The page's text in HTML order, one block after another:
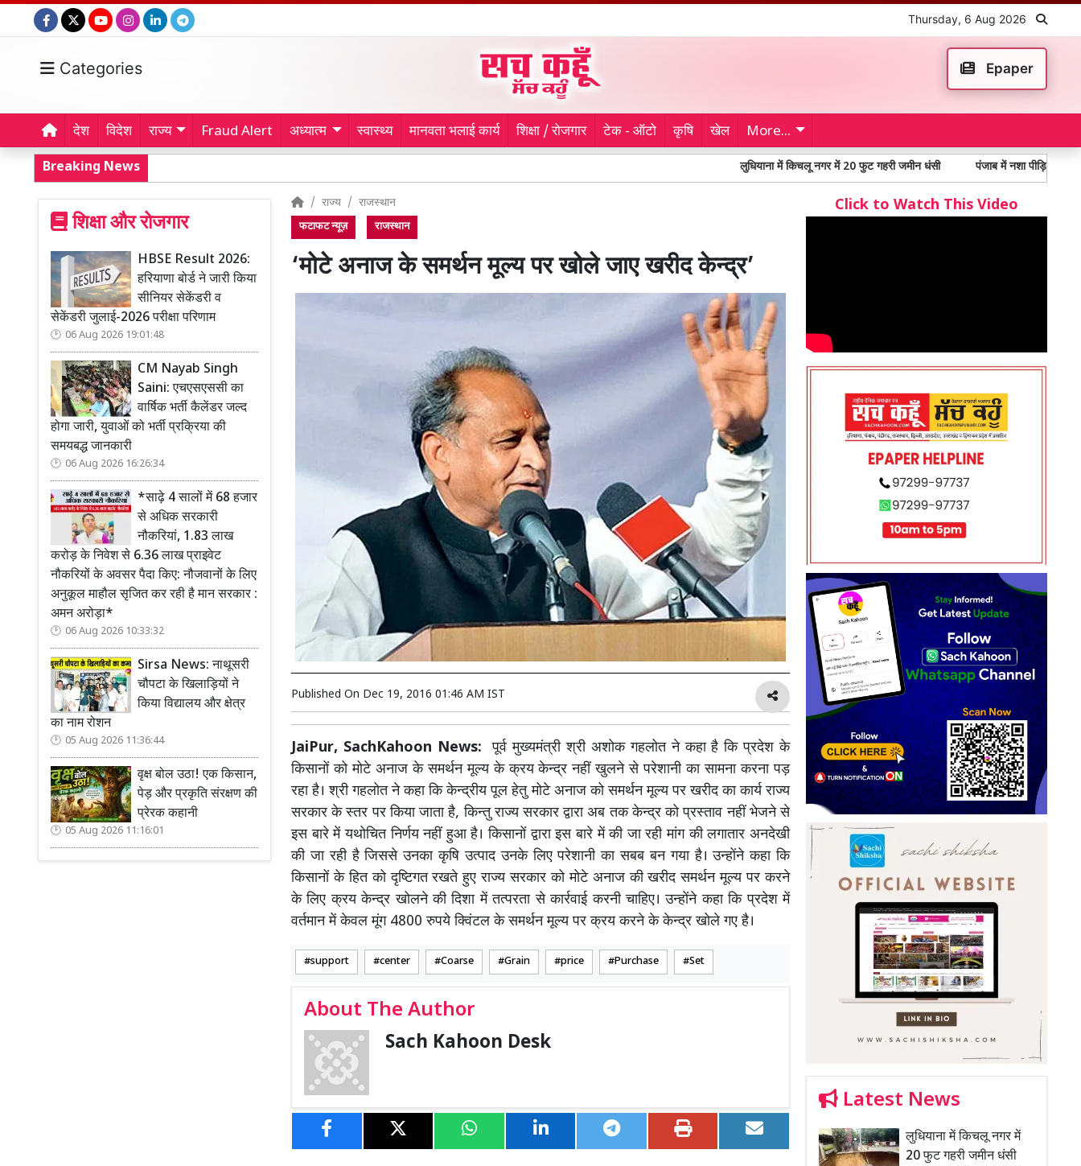
Thursday, 6 Aug 2026
Categories Epaper
देश विदेश राज्य Fraud Alert अध्यात्म स्वास्थ्य मानवता भलाई कार्य शिक्षा / रोजगार टेक - ऑटो कृषि खेल More...
Breaking News लुधियाना में किचलू नगर में 20 फुट गहरी जमीन धंसी पंजाब में नशा पीड़ितों में 65% से अधिक
शिक्षा और रोजगार
HBSE Result 2026:
हरियाणा बोर्ड ने जारी किया
सीनियर सेकेंडरी व
सेकेंडरी जुलाई-2026 परीक्षा परिणाम
06 Aug 2026 19:01:48
CM Nayab Singh
Saini: एचएसएससी का
वार्षिक भर्ती कैलेंडर जल्द
होगा जारी, युवाओं को भर्ती प्रक्रिया की
समयबद्ध जानकारी
06 Aug 2026 16:26:34
*साढ़े 4 सालों में 68 हजार
से अधिक सरकारी
नौकरियां, 1.83 लाख
करोड़ के निवेश से 6.36 लाख प्राइवेट
नौकरियों के अवसर पैदा किए: नौजवानों के लिए
अनुकूल माहौल सृजित कर रही है मान सरकार :
अमन अरोड़ा*
06 Aug 2026 10:33:32
Sirsa News: नाथूसरी
चौपटा के खिलाड़ियों ने
किया विद्यालय और क्षेत्र
का नाम रोशन
05 Aug 2026 11:36:44
वृक्ष बोल उठा! एक किसान,
पेड़ और प्रकृति संरक्षण की
प्रेरक कहानी
05 Aug 2026 11:16:01
राज्य राजस्थान
फटाफट न्यूज़ राजस्थान
‘मोटे अनाज के समर्थन मूल्य पर खोले जाए खरीद केन्द्र’
Published On Dec 19, 2016 01:46 AM IST
JaiPur, SachKahoon News: पूर्व मुख्यमंत्री श्री अशोक गहलोत ने कहा है कि प्रदेश के
किसानों को मोटे अनाज के समर्थन मूल्य के क्रय केन्द्र नहीं खुलने से परेशानी का सामना करना पड़
रहा है। श्री गहलोत ने कहा कि केन्द्रीय पूल हेतु मोटे अनाज को समर्थन मूल्य पर खरीद का कार्य राज्य
सरकार के स्तर पर किया जाता है, किन्तु राज्य सरकार द्वारा अब तक केन्द्र को प्रस्ताव नहीं भेजने से
इस बारे में यथोचित निर्णय नहीं हुआ है। किसानों द्वारा इस बारे में की जा रही मांग की लगातार अनदेखी
की जा रही है जिससे उनका कृषि उत्पाद उनके लिए परेशानी का सबब बन गया है। उन्होंने कहा कि
किसानों के हित को दृष्टिगत रखते हुए राज्य सरकार को मोटे अनाज की खरीद समर्थन मूल्य पर करने
के लिए क्रय केन्द्र खोलने की दिशा में तत्परता से कार्रवाई करनी चाहिए। उन्होंने कहा कि प्रदेश में
वर्तमान में केवल मूंग 4800 रुपये क्विंटल के समर्थन मूल्य पर क्रय करने के केन्द्र खोले गए है।
support center Coarse Grain price Purchase Set
About The Author
Sach Kahoon Desk
Click to Watch This Video
Latest News
लुधियाना में किचलू नगर में
20 फुट गहरी जमीन धंसी